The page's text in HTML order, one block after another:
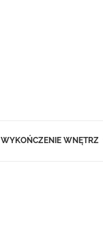
WYKOŃCZENIE WNĘTRZ